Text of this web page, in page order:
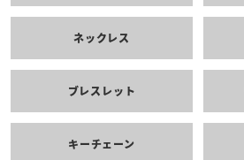
ネックレス
ブレスレット
キーチェーン